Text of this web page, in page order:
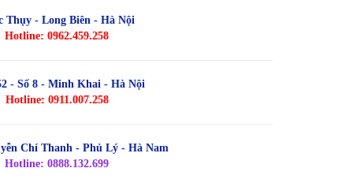
Thụy - Long Biên - Hà Nội
Hotline: 0962.459.258
- Số 8 - Minh Khai - Hà Nội
Hotline: 0911.007.258
Chí Thanh - Phủ Lý - Hà Nam
Hotline: 0888.132.699